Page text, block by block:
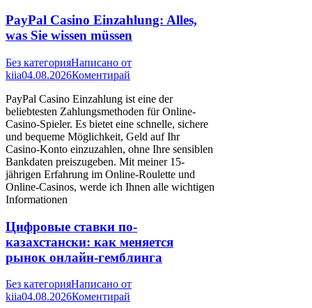
PayPal Casino Einzahlung: Alles,
was Sie wissen müssen
Без категорияНаписано от
kiia04.08.2026Коментирай
PayPal Casino Einzahlung ist eine der
beliebtesten Zahlungsmethoden für Online-
Casino-Spieler. Es bietet eine schnelle, sichere
und bequeme Möglichkeit, Geld auf Ihr
Casino-Konto einzuzahlen, ohne Ihre sensiblen
Bankdaten preiszugeben. Mit meiner 15-
jährigen Erfahrung im Online-Roulette und
Online-Casinos, werde ich Ihnen alle wichtigen
Informationen
Цифровые ставки по-
казахстански: как меняется
рынок онлайн-гемблинга
Без категорияНаписано от
kiia04.08.2026Коментирай